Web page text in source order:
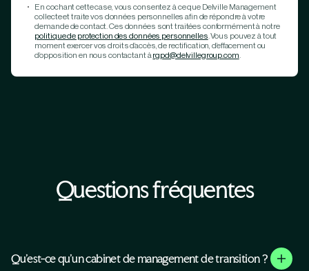
En cochant cette case, vous consentez à ce que Delville Management
collecte et traite vos données personnelles afin de répondre à votre
demande de contact. Ces données sont traitées conformément à notre
politique de protection des données personnelles . Vous pouvez à tout
moment exercer vos droits d’accès, de rectification, d’effacement ou
d’opposition en nous contactant à rgpd@delvillegroup.com
Questions fréquentes
Qu'est-ce qu'un cabinet de management de transition ?